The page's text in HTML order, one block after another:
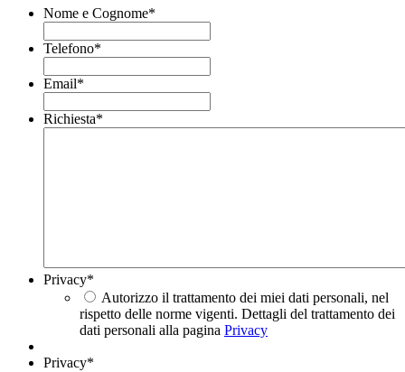
Nome e Cognome*
Telefono*
Email*
Richiesta*
Privacy*
Autorizzo il trattamento dei miei dati personali, nel
rispetto delle norme vigenti. Dettagli del trattamento dei
dati personali alla pagina Privacy
Privacy*